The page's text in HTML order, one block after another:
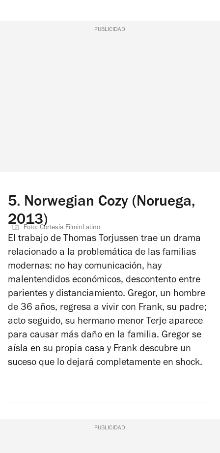
PUBLICIDAD
5. Norwegian Cozy (Noruega,
2013)
Foto: Cortesía FilminLatino
El trabajo de Thomas Torjussen trae un drama
relacionado a la problemática de las familias
modernas: no hay comunicación, hay
malentendidos económicos, descontento entre
parientes y distanciamiento. Gregor, un hombre
de 36 años, regresa a vivir con Frank, su padre;
acto seguido, su hermano menor Terje aparece
para causar más daño en la familia. Gregor se
aísla en su propia casa y Frank descubre un
suceso que lo dejará completamente en shock.
PUBLICIDAD